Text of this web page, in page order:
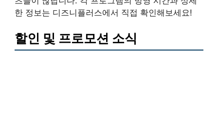
한 정보는 디즈니플러스에서 직접 확인해보세요!
할인 및 프로모션 소식